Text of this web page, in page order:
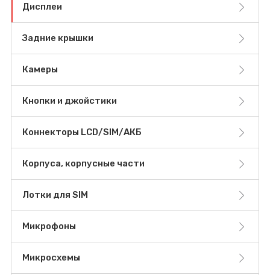
Дисплеи
Задние крышки
Камеры
Кнопки и джойстики
Коннекторы LCD/SIM/АКБ
Корпуса, корпусные части
Лотки для SIM
Микрофоны
Микросхемы